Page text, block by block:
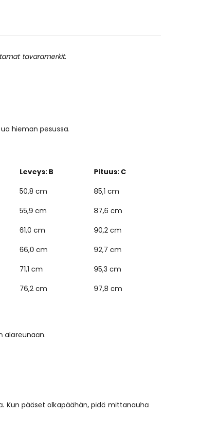
tavaramerkit.
hieman pesussa.
Leveys: B
Pituus: C
50,8 cm
85,1 cm
55,9 cm
87,6 cm
61,0 cm
90,2 cm
66,0 cm
92,7 cm
71,1 cm
95,3 cm
76,2 cm
97,8 cm
alareunaan.
Kun pääset olkapäähän, pidä mittanauha